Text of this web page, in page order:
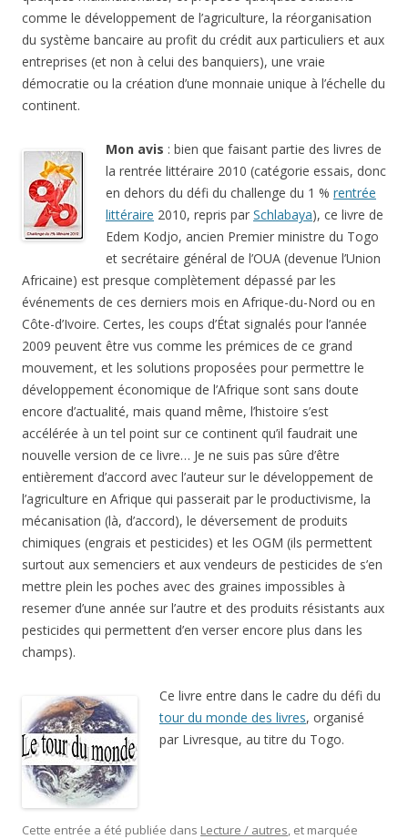
comme le développement de l’agriculture, la réorganisation
du système bancaire au profit du crédit aux particuliers et aux
entreprises (et non à celui des banquiers), une vraie
démocratie ou la création d’une monnaie unique à l’échelle du
continent.
Mon avis : bien que faisant partie des livres de
la rentrée littéraire 2010 (catégorie essais, donc
en dehors du défi du challenge du 1 % rentrée
littéraire 2010, repris par Schlabaya), ce livre de
Edem Kodjo, ancien Premier ministre du Togo
et secrétaire général de l’OUA (devenue l’Union
Africaine) est presque complètement dépassé par les
événements de ces derniers mois en Afrique-du-Nord ou en
Côte-d’Ivoire. Certes, les coups d’État signalés pour l’année
2009 peuvent être vus comme les prémices de ce grand
mouvement, et les solutions proposées pour permettre le
développement économique de l’Afrique sont sans doute
encore d’actualité, mais quand même, l’histoire s’est
accélérée à un tel point sur ce continent qu’il faudrait une
nouvelle version de ce livre… Je ne suis pas sûre d’être
entièrement d’accord avec l’auteur sur le développement de
l’agriculture en Afrique qui passerait par le productivisme, la
mécanisation (là, d’accord), le déversement de produits
chimiques (engrais et pesticides) et les OGM (ils permettent
surtout aux semenciers et aux vendeurs de pesticides de s’en
mettre plein les poches avec des graines impossibles à
resemer d’une année sur l’autre et des produits résistants aux
pesticides qui permettent d’en verser encore plus dans les
champs).
Ce livre entre dans le cadre du défi du
tour du monde des livres, organisé
par Livresque, au titre du Togo.
Cette entrée a été publiée dans Lecture / autres, et marquée